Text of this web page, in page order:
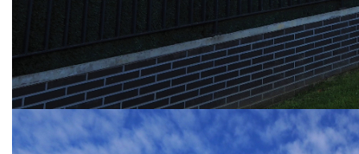
indépendant et pour compléter ce bien, DEUX PLACES de
parking en sous-sol et une cave. A VISITER SANS
TARDER !
Charges mensuelles de 189 euros.
Net vendeur de 305 000 € auquel se rajoutent 4,92%
d'honoraires agence charge acquéreurs